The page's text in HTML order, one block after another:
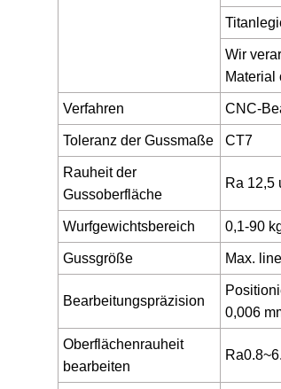
Wir
Material
Verfahren CNC-
Toleranz der Gussmaße CT7
Rauheit der
Gussoberfläche
Ra 12,5
Wurfgewichtsbereich 0,1-90
Gussgröße Max.
Bearbeitungspräzision
0,006
Oberflächenrauheit
bearbeiten